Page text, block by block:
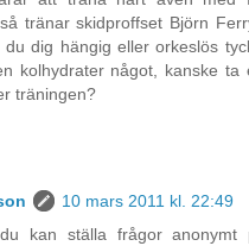
tränar skidproffset Björn
du dig hängig eller orkeslös
kolhydrater något, kanske ta
träningen?
10 mars 2011 kl. 22:49
du kan ställa frågor anonymt